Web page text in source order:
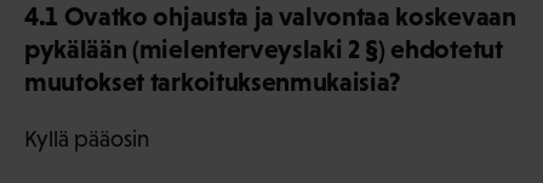
4.1 Ovatko ohjausta ja valvontaa koskevaan
pykälään (mielenterveyslaki 2 §) ehdotetut
muutokset tarkoituksenmukaisia?
Kyllä pääosin